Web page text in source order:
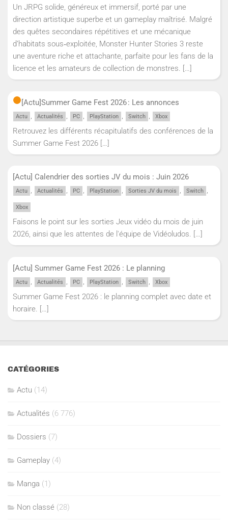
Un JRPG solide, généreux et immersif, porté par une
direction artistique superbe et un gameplay maîtrisé. Malgré
des quêtes secondaires répétitives et une mécanique
d’habitats sous‑exploitée, Monster Hunter Stories 3 reste
une aventure riche et attachante, parfaite pour les fans de la
licence et les amateurs de collection de monstres. […]
[Actu]Summer Game Fest 2026 : Les annonces
Actu Actualités PC PlayStation Switch Xbox
Retrouvez les différents récapitulatifs des conférences de la
Summer Game Fest 2026 […]
[Actu] Calendrier des sorties JV du mois : Juin 2026
Actu , Actualités , PC , PlayStation , Sorties JV du mois , Switch ,
Xbox
Faisons le point sur les sorties Jeux vidéo du mois de juin
2026, ainsi que les attentes de l'équipe de Vidéoludos. […]
[Actu] Summer Game Fest 2026 : Le planning
Actu Actualités PC PlayStation Switch Xbox
Summer Game Fest 2026 : le planning complet avec date et
horaire.
[…]
CATÉGORIES
Actu (14)
Actualités (6 776)
Dossiers (7)
Gameplay (4)
Manga (1)
Non classé (28)